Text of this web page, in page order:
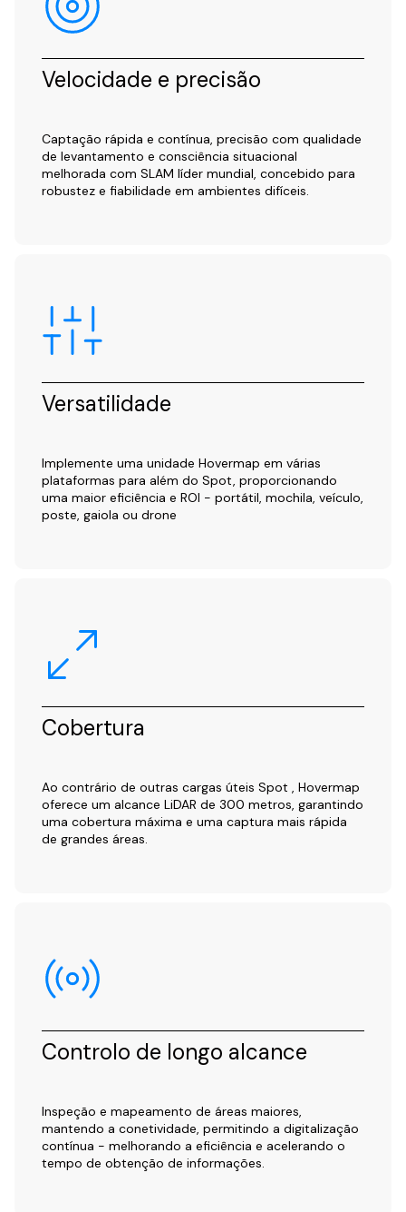
Velocidade e precisão
Captação rápida e contínua, precisão com qualidade
de levantamento e consciência situacional
melhorada com SLAM líder mundial, concebido para
robustez e fiabilidade em ambientes difíceis.
Versatilidade
Implemente uma unidade Hovermap em várias
plataformas para além do Spot, proporcionando
uma maior eficiência e ROI - portátil, mochila, veículo,
poste, gaiola ou drone
Cobertura
Ao contrário de outras cargas úteis Spot , Hovermap
oferece um alcance LiDAR de 300 metros, garantindo
uma cobertura máxima e uma captura mais rápida
de grandes áreas.
Controlo de longo alcance
Inspeção e mapeamento de áreas maiores,
mantendo a conetividade, permitindo a digitalização
contínua - melhorando a eficiência e acelerando o
tempo de obtenção de informações.